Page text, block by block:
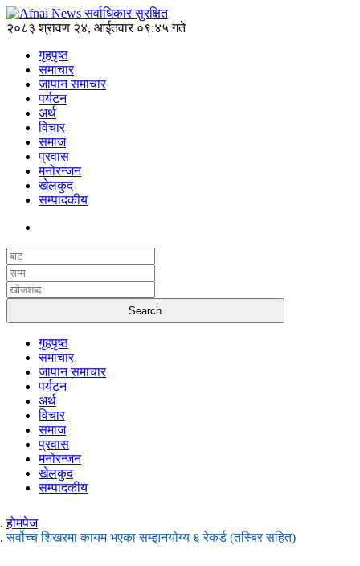
२०८३ श्रावण २४, आईतवार ०९:४५ गते
गृहपृष्ठ
समाचार
जापान समाचार
पर्यटन
अर्थ
विचार
समाज
प्रवास
मनोरन्जन
खेलकुद
सम्पादकीय
गृहपृष्ठ
समाचार
जापान समाचार
पर्यटन
अर्थ
विचार
समाज
प्रवास
मनोरन्जन
खेलकुद
सम्पादकीय
होमपेज
सर्वोच्च शिखरमा कायम भएका सम्झनयोग्य ६ रेकर्ड (तस्बिर सहित)